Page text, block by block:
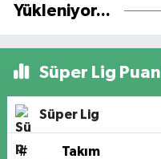
Yükleniyor...
Süper Lig
Süper Lig
# Takım